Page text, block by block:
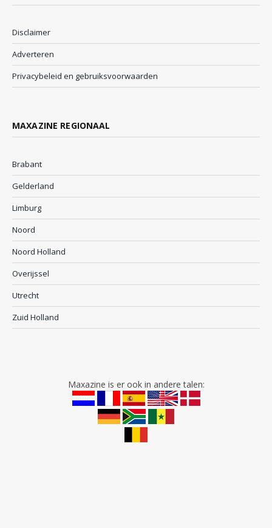
Disclaimer
Adverteren
Privacybeleid en gebruiksvoorwaarden
MAXAZINE REGIONAAL
Brabant
Gelderland
Limburg
Noord
Noord Holland
Overijssel
Utrecht
Zuid Holland
Maxazine is er ook in andere talen: